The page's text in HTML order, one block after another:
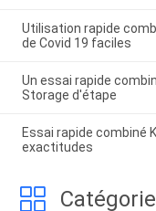
Utilisation rapide
de Covid 19 faciles
Un essai rapide
Storage d'étape
Essai rapide combiné
exactitudes